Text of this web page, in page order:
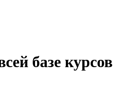
базе курсов